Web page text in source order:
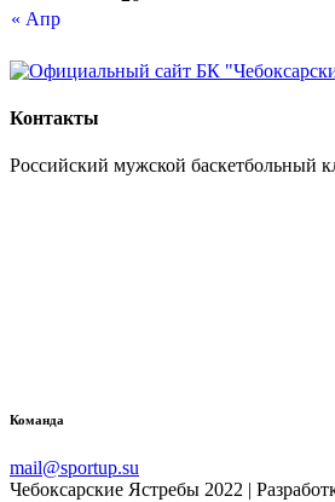
« Апр
Контакты
Российский мужской баскетбольный
Команда
mail@sportup.su
Чебоксарские Ястребы 2022 |